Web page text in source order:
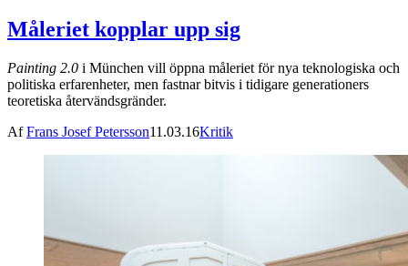
Måleriet kopplar upp sig
Painting 2.0 i München vill öppna måleriet för nya teknologiska och
politiska erfarenheter, men fastnar bitvis i tidigare generationers
teoretiska återvändsgränder.
AfFrans Josef Petersson11.03.16Kritik